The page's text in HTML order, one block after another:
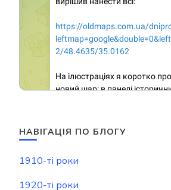
НАВІГАЦІЯ ПО БЛОГУ
1910-ті роки
1920-ті роки